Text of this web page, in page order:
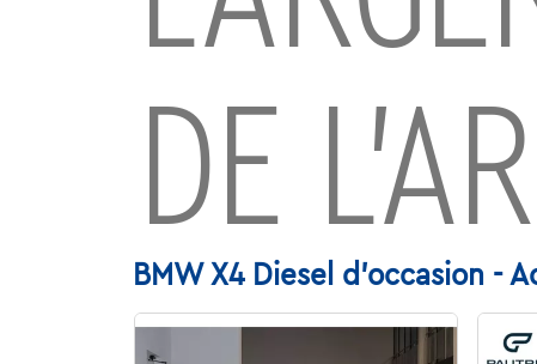
BMW X4 Diesel d'occasion -
DE